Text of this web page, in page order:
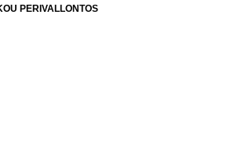
DASOLOGIAS KAI FYSIKOU PERIVALLONTOS